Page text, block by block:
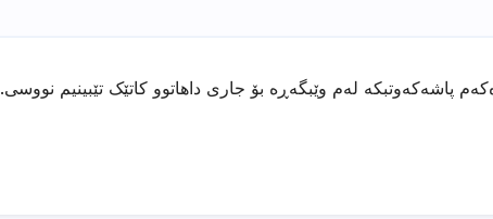
پاشەکەوتبکە لەم وێبگەڕە بۆ جاری داهاتوو کاتێک تێبینیم نووسی.